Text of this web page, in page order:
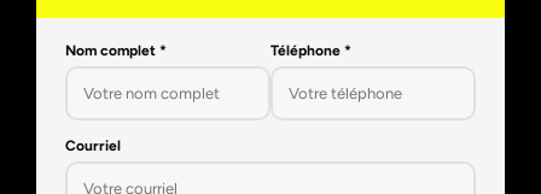
Nom complet * Téléphone *
Courriel